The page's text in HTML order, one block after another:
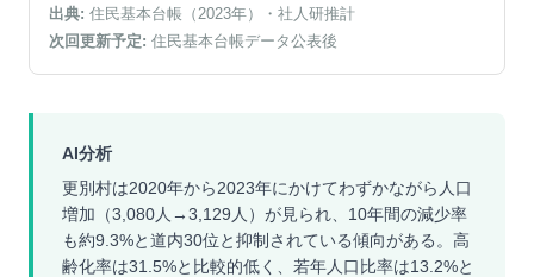
出典: 住民基本台帳（2023年）
・社人研推計
次回更新予定: 住民基本台帳データ公表後
AI分析
更別村は2020年から2023年にかけてわずかながら人口
増加（3,080人→3,129人）が見られ、10年間の減少率
も約9.3%と道内30位と抑制されている傾向がある。高
齢化率は31.5%と比較的低く、若年人口比率は13.2%と